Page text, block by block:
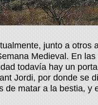
junto a otros
Medieval. En las
todavía hay un
Jordi, por donde se
de matar a la bestia, y